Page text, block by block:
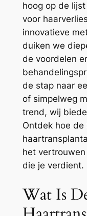
hoog op de
voor
innovatieve
duiken we
de voordelen
de stap naar
of simpelweg
trend, wij
Ontdek hoe de
het
die je verdient.
Wat Is